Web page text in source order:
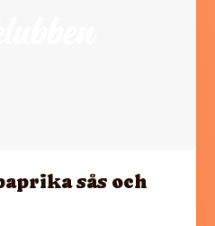
sås och